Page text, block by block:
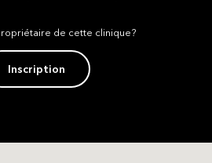
de cette clinique?
Inscription